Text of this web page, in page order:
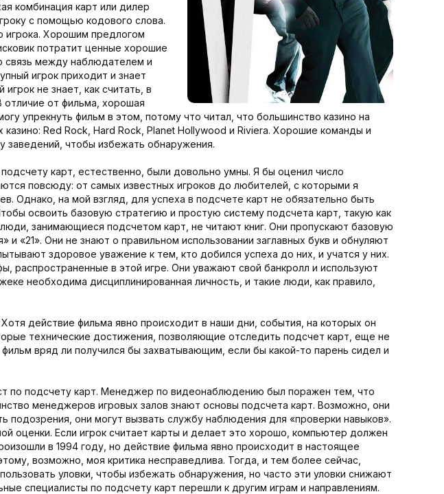
комбинация карт или дилер
с помощью кодового слова.
игрока. Хорошим предлогом
потратит ценные хорошие
связь между наблюдателем и
игрок приходит и знает
не знает, как считать, в
от фильма, хорошая
упрекнуть фильм в этом, потому что читал, что большинство казино на
Red Rock, Hard Rock, Planet Hollywood и Riviera. Хорошие команды и
заведений, чтобы избежать обнаружения.
карт, естественно, были довольно умны. Я бы оценил число
повсюду: от самых известных игроков до любителей, с которыми я
Однако, на мой взгляд, для успеха в подсчете карт не обязательно быть
освоить базовую стратегию и простую систему подсчета карт, такую как
занимающиеся подсчетом карт, не читают книг. Они пропускают базовую
«21». Они не знают о правильном использовании заглавных букв и обнуляют
здоровое уважение к тем, кто добился успеха до них, и учатся у них.
распространенные в этой игре. Они уважают свой банкролл и используют
необходима дисциплинированная личность, и такие люди, как правило,
действие фильма явно происходит в наши дни, события, на которых он
технические достижения, позволяющие отследить подсчет карт, еще не
вряд ли получился бы захватывающим, если бы какой-то парень сидел и
по подсчету карт. Менеджер по видеонаблюдению был поражен тем, что
менеджеров игровых залов знают основы подсчета карт. Возможно, они
они могут вызвать службу наблюдения для «проверки навыков».
оценки. Если игрок считает карты и делает это хорошо, компьютер должен
в 1994 году, но действие фильма явно происходит в настоящее
возможно, моя критика несправедлива. Тогда, и тем более сейчас,
уловки, чтобы избежать обнаружения, но часто эти уловки снижают
специалисты по подсчету карт перешли к другим играм и направлениям.